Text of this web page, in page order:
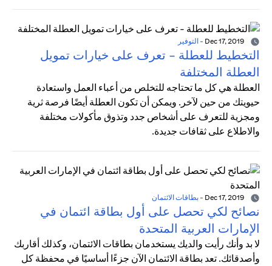
- التوفير
التخطيط للعطلة - تعرف على خيارات تمويل
العطلة المختلفة
العطلة هي كل ما تحتاجه للتخلص من أعباء العمل واستعادة
حيويتك من حين لآخر. ويمكن أن تكون العطلة أيضًا فرصة ثرية
ومجزية للتعرف على أشخاص جدد وتذوق مأكولات مختلفة
والاطلاع على ثقافات جديدة.
- بطاقات الائتمان
نصائح لكي تحصل على أول بطاقة ائتمان في
الإمارات العربية المتحدة
لا بد وأنك رأيت والديك يستخدمان بطاقات الائتمان، وكذلك أقاربك
وأصدقائك. تعد بطاقة الائتمان الآن جزءًا أساسيًا في محفظة كل